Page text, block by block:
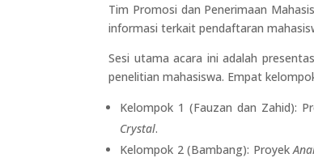
Tim Promosi dan Penerimaan
informasi terkait pendaftaran
Sesi utama acara ini adalah
penelitian mahasiswa. Empat
Kelompok 1 (Fauzan dan Zahid):
Crystal.
Kelompok 2 (Bambang): Proyek